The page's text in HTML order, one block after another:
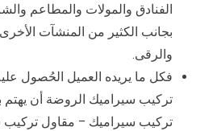
الفنادق والمولات والمطاعم
بجانب الكثير من المنشآت
والرقى.
فكل ما يريده العميل الحُصول
تركيب سيراميك الروضة أن يهتم
تركيب سيراميك – مقاول